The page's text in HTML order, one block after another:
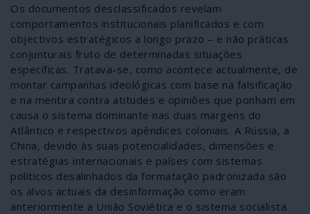
Os documentos desclassificados revelam
comportamentos institucionais planificados e com
objectivos estratégicos a longo prazo – e não práticas
conjunturais fruto de determinadas situações
específicas. Tratava-se, como acontece actualmente, de
montar campanhas ideológicas com base na falsificação
e na mentira contra atitudes e opiniões que ponham em
causa o sistema dominante nas duas margens do
Atlântico e respectivos apêndices coloniais. A Rússia, a
China, devido às suas potencialidades, dimensões e
estratégias internacionais e países com sistemas
políticos desalinhados da formatação padronizada são
os alvos actuais da desinformação como eram
anteriormente a União Soviética e o sistema socialista.